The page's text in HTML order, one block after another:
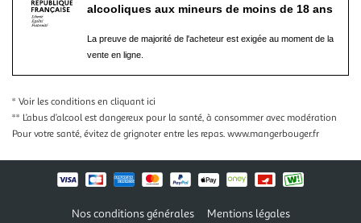
alcooliques aux mineurs de moins de 18 ans
La preuve de majorité de l'acheteur est exigée au moment de la
vente en ligne.
* Voir les conditions en cliquant ici
** L’abus d’alcool est dangereux pour la santé, à consommer avec modération
Pour votre santé, évitez de grignoter entre les repas. www.mangerbouger.fr
Nos conditions générales Mentions légales